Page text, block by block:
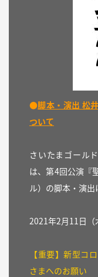
●脚本・演出 松
ついて
さいたまゴール
は、第4回公演『
ル）の脚本・演出
2021年2月11日（
【重要】新型コ
さまへのお願い